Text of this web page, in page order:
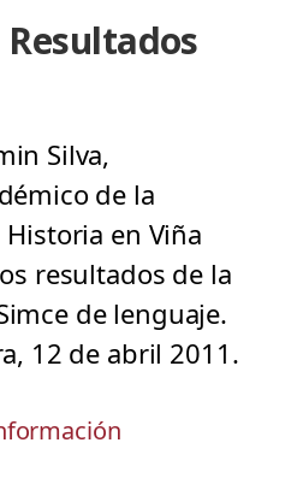
Resultados
Silva,
de la
en Viña
resultados de la
de lenguaje.
12 de abril 2011.